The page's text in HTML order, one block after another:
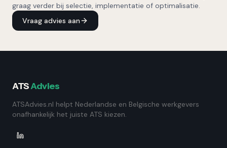
graag verder bij selectie, implementatie of optimalisatie.
Vraag advies aan
ATSAdvies
ATSAdvies.nl helpt Nederlandse en Belgische werkgevers
onafhankelijk het juiste ATS kiezen.